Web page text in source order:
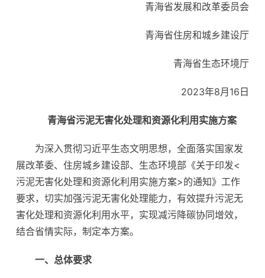
青海省发展和改革委员会
青海省住房和城乡建设厅
青海省生态环境厅
2023年8月16日
青海省污泥无害化处理和资源化利用实施方案
为深入贯彻习近平生态文明思想，全面落实国家发
展改革委、住房城乡建设部、生态环境部《关于印发<
污泥无害化处理和资源化利用实施方案>的通知》工作
要求，切实加强污泥无害化处理能力，有效提升污泥无
害化处理和资源化利用水平，实现减污降碳协同增效，
结合省情实际，制定本方案。
一、总体要求